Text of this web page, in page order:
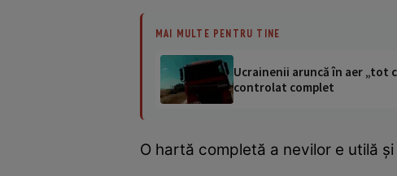
MAI MULTE PENTRU TINE
Ucrainenii aruncă în aer „tot
controlat complet
O hartă completă a nevilor e utilă